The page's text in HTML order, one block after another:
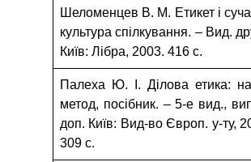
Шеломенцев В. М. Етикет і
культура спілкування. – Вид.
Київ: Лібра, 2003. 416 с.
Палеха Ю. І. Ділова етика:
метод, посібник. – 5-е вид.,
доп. Київ: Вид-во Європ. у-ту,
309 с.